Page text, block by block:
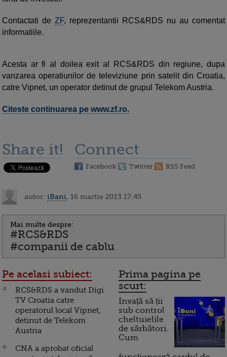
Contactati de ZF, reprezentantii RCS&RDS nu au comentat
informatiile.
Acesta ar fi al doilea exit al RCS&RDS din regiune, dupa
vanzarea operatiunilor de televiziune prin satelit din Croatia,
catre Vipnet, un operator detinut de grupul Telekom Austria.
Citeste continuarea pe www.zf.ro.
Share it! Connect
Facebook Twitter RSS Feed
autor: iBani , 16 martie 2013 17:45
Mai multe despre:
#RCS&RDS
#companii de cablu
Pe acelasi subiect:
RCS&RDS a vandut Digi
TV Croatia catre
operatorul local Vipnet,
detinut de Telekom
Austria
CNA a aprobat oficial
Prima pagina pe
scurt:
Invață să ții
sub control
cheltuielile
de sărbători.
Cum